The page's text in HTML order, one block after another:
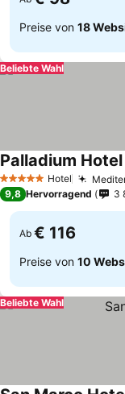
Preise von 18
Beliebte Wahl
5 Sterne Hotel
Palladium Hotel
9,8 Hervorragend 3
Ab € 116
Preise von 10
Beliebte Wahl